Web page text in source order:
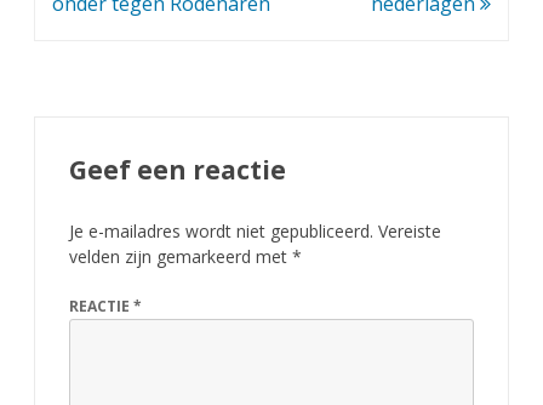
Geef een reactie
Je e-mailadres wordt niet gepubliceerd. Vereiste
velden zijn gemarkeerd met *
REACTIE *